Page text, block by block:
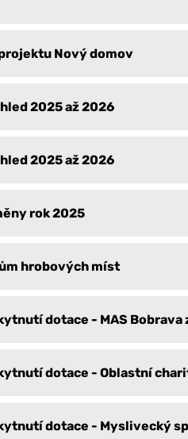
Nový domov
2025 až 2026
2025 až 2026
rok 2025
hrobových míst
dotace - MAS Bobrava
dotace - Oblastní
dotace - Myslivecký